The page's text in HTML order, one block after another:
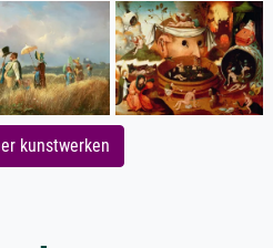
kunstwerken